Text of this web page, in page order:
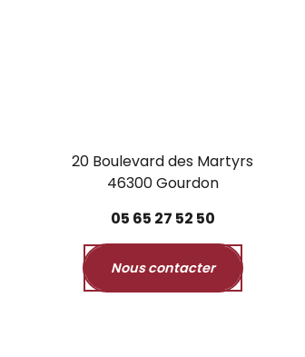
20 Boulevard des Martyrs
46300 Gourdon
05 65 27 52 50
Nous contacter